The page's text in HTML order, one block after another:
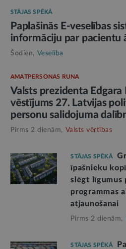
STĀJAS SPĒKĀ
Paplašinās E-veselības
informāciju par pacientu
Šodien, Veselība
AMATPERSONAS RUNA
Valsts prezidenta Edgara
vēstījums 27. Latvijas
personu salidojuma
Pirms 2 dienām, Valsts vērtības
STĀJAS SPĒKĀ
īpašnieku
slēgt līgumus
programmas
atjaunošanai
Pirms 2 dienām,
STĀJAS SPĒKĀ